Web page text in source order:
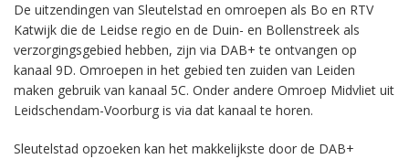
De uitzendingen van Sleutelstad en omroepen als Bo en RTV
Katwijk die de Leidse regio en de Duin- en Bollenstreek als
verzorgingsgebied hebben, zijn via DAB+ te ontvangen op
kanaal 9D. Omroepen in het gebied ten zuiden van Leiden
maken gebruik van kanaal 5C. Onder andere Omroep Midvliet uit
Leidschendam-Voorburg is via dat kanaal te horen.
Sleutelstad opzoeken kan het makkelijkste door de DAB+